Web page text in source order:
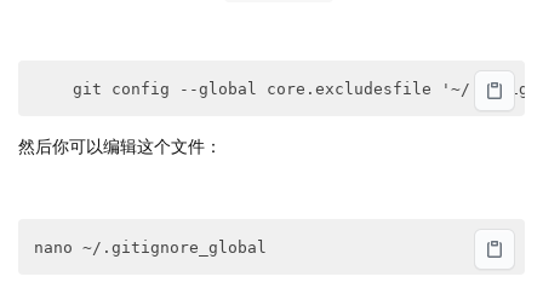
然后你可以编辑这个文件：